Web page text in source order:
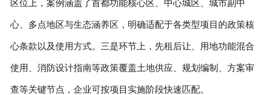
区位上，案例涵盖了首都功能核心区、中心城区、城市副中
心、多点地区与生态涵养区，明确适配于各类型项目的政策核
心条款以及使用方式。三是环节上，先租后让、用地功能混合
使用、消防设计指南等政策覆盖土地供应、规划编制、方案审
查等关键节点，企业可按项目实施阶段快速匹配。